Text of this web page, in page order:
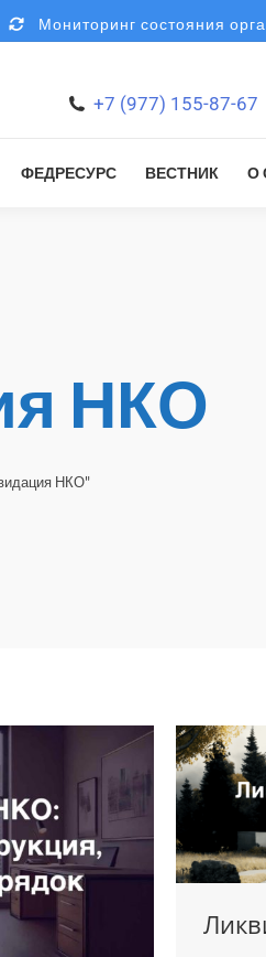
Мониторинг состояния
+7 (977) 155-87-67
ФЕДРЕСУРС ВЕСТНИК О
НКО
НКО"